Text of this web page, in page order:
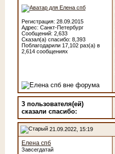
Регистрация: 28.09.2015
Адрес: Санкт-Петербург
Сообщений: 2,633
Сказал(а) спасибо: 8,393
Поблагодарили 17,102 раз(а) в
2,614 сообщениях
3 пользователя(ей)
сказали cпасибо:
21.09.2022, 15:19
Елена спб
Завсегдатай